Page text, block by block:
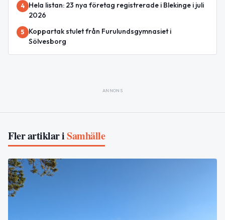
4
Hela listan: 23 nya företag registrerade i Blekinge i juli
2026
5
Koppartak stulet från Furulundsgymnasiet i
Sölvesborg
ANNONS
Fler artiklar iSamhälle